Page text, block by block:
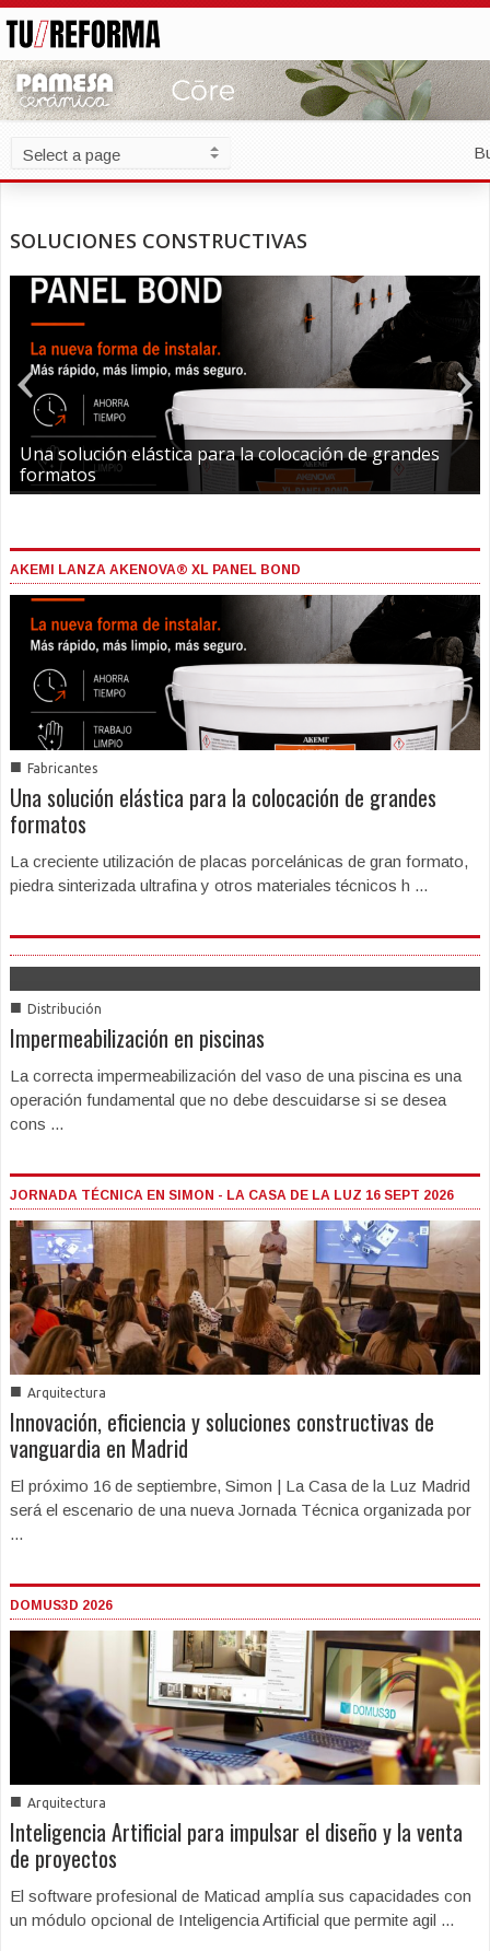
SOLUCIONES CONSTRUCTIVAS
Una solución elástica para la colocación de grandes
formatos
AKEMI LANZA AKENOVA® XL PANEL BOND
■ Fabricantes
Una solución elástica para la colocación de grandes
formatos
La creciente utilización de placas porcelánicas de gran formato,
piedra sinterizada ultrafina y otros materiales técnicos h ...
■ Distribución
Impermeabilización en piscinas
La correcta impermeabilización del vaso de una piscina es una
operación fundamental que no debe descuidarse si se desea
cons ...
JORNADA TÉCNICA EN SIMON - LA CASA DE LA LUZ 16 SEPT 2026
■ Arquitectura
Innovación, eficiencia y soluciones constructivas de
vanguardia en Madrid
El próximo 16 de septiembre, Simon | La Casa de la Luz Madrid
será el escenario de una nueva Jornada Técnica organizada por
...
DOMUS3D 2026
■ Arquitectura
Inteligencia Artificial para impulsar el diseño y la venta
de proyectos
El software profesional de Maticad amplía sus capacidades con
un módulo opcional de Inteligencia Artificial que permite agil ...